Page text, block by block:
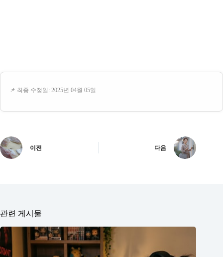
📌 최종 수정일: 2025년 04월 05일
이전 다음
관련 게시물